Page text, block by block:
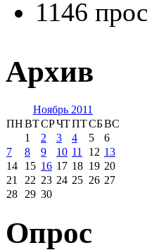
1146
Архив
Ноябрь 2011
ПНВТСРЧТПТСБВС
1
2 3 4 5
6
7
8 9 10 11 12 13
14
15 16 17 18 19 20
21
22 23 24 25 26 27
28
29 30
Опрос